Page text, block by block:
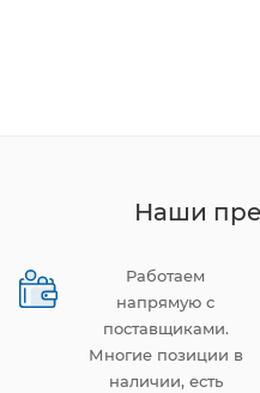
Наши
Работаем
напрямую с
поставщиками.
Многие позиции в
наличии, есть